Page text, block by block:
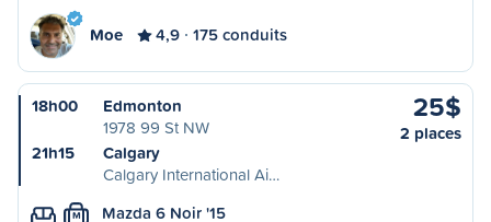
Moe 4,9 175 conduits
18h00
Edmonton
1978 99 St NW
21h15
Calgary
Calgary International Ai…
25$
2 places
M Mazda 6 Noir '15